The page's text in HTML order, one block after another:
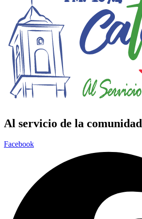
Al servicio de la comunidad
Facebook